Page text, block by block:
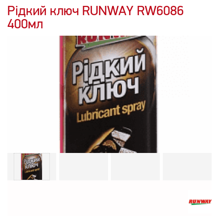
НОВОСТИ
Рідкий ключ RUNWAY RW6086
400мл